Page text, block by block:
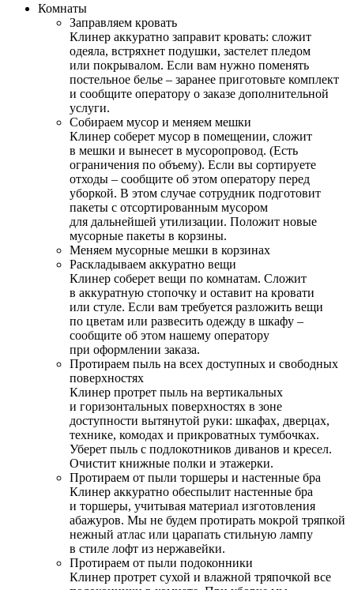
Комнаты
Заправляем кровать
Клинер аккуратно заправит кровать: сложит
одеяла, встряхнет подушки, застелет пледом
или покрывалом. Если вам нужно поменять
постельное белье – заранее приготовьте комплект
и сообщите оператору о заказе дополнительной
услуги.
Собираем мусор и меняем мешки
Клинер соберет мусор в помещении, сложит
в мешки и вынесет в мусоропровод. (Есть
ограничения по объему). Если вы сортируете
отходы – сообщите об этом оператору перед
уборкой. В этом случае сотрудник подготовит
пакеты с отсортированным мусором
для дальнейшей утилизации. Положит новые
мусорные пакеты в корзины.
Меняем мусорные мешки в корзинах
Раскладываем аккуратно вещи
Клинер соберет вещи по комнатам. Сложит
в аккуратную стопочку и оставит на кровати
или стуле. Если вам требуется разложить вещи
по цветам или развесить одежду в шкафу –
сообщите об этом нашему оператору
при оформлении заказа.
Протираем пыль на всех доступных и свободных
поверхностях
Клинер протрет пыль на вертикальных
и горизонтальных поверхностях в зоне
доступности вытянутой руки: шкафах, дверцах,
технике, комодах и прикроватных тумбочках.
Уберет пыль с подлокотников диванов и кресел.
Очистит книжные полки и этажерки.
Протираем от пыли торшеры и настенные бра
Клинер аккуратно обеспылит настенные бра
и торшеры, учитывая материал изготовления
абажуров. Мы не будем протирать мокрой тряпкой
нежный атлас или царапать стильную лампу
в стиле лофт из нержавейки.
Протираем от пыли подоконники
Клинер протрет сухой и влажной тряпочкой все